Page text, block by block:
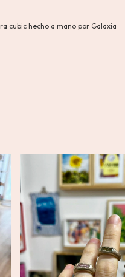
cubic hecho a mano por Galaxia